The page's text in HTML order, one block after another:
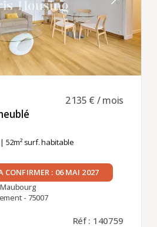
| 52m² surf. habitable
2 135 € / mois
CONFIRMER : 06 MAI 2027
- 75007
Réf : 140759